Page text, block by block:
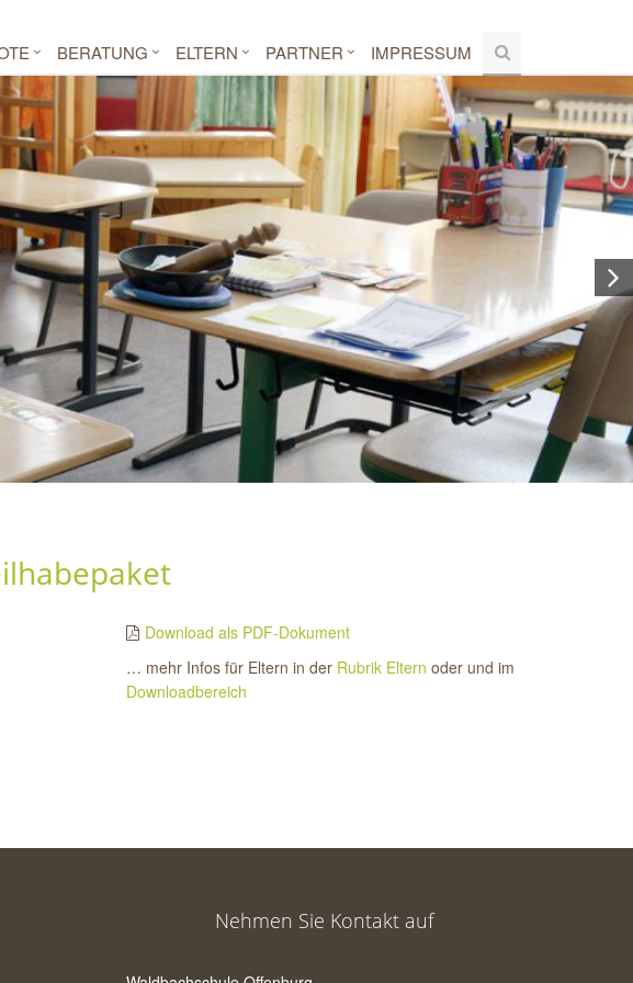
BERATUNG ELTERN PARTNER IMPRESSUM
Download als PDF-Dokument
… mehr Infos für Eltern in der Rubrik Eltern oder und im
Downloadbereich
Nehmen Sie Kontakt auf